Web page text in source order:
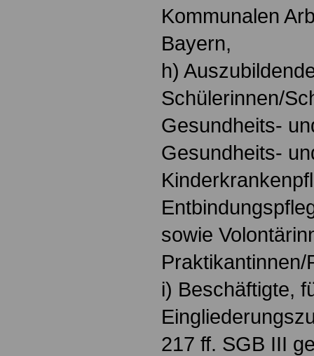
Kommunalen
Bayern,
h)
Schülerinnen/
Gesundheits-
Gesundheits-
sowie
Praktikantinnen/
i) Beschäftigte,
217 ff. SGB III